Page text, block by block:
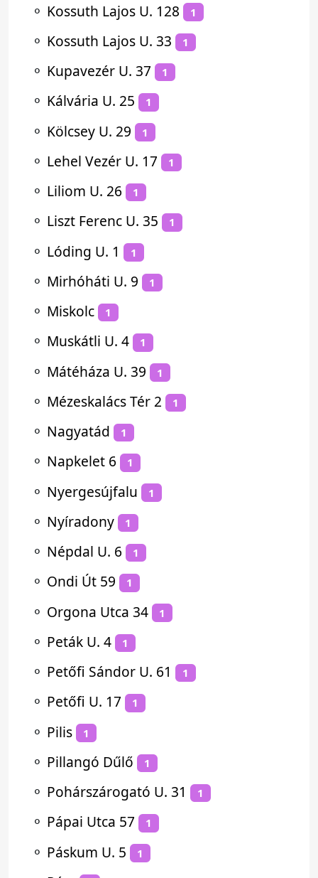
⚬ Kossuth Lajos U. 128 1
⚬ Kossuth Lajos U. 33 1
⚬ Kupavezér U. 37 1
⚬ Kálvária U. 25 1
⚬ Kölcsey U. 29 1
⚬ Lehel Vezér U. 17 1
⚬ Liliom U. 26 1
⚬ Liszt Ferenc U. 35 1
⚬ Lóding U. 1 1
⚬ Mirhóháti U. 9 1
⚬ Miskolc 1
⚬ Muskátli U. 4 1
⚬ Mátéháza U. 39 1
⚬ Mézeskalács Tér 2 1
⚬ Nagyatád 1
⚬ Napkelet 6 1
⚬ Nyergesújfalu 1
⚬ Nyíradony 1
⚬ Népdal U. 6 1
⚬ Ondi Út 59 1
⚬ Orgona Utca 34 1
⚬ Peták U. 4 1
⚬ Petőfi Sándor U. 61 1
⚬ Petőfi U. 17 1
⚬ Pilis 1
⚬ Pillangó Dűlő 1
⚬ Pohárszárogató U. 31 1
⚬ Pápai Utca 57 1
⚬ Páskum U. 5 1